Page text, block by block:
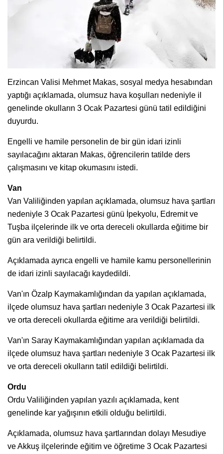
Erzincan Valisi Mehmet Makas, sosyal medya hesabından
yaptığı açıklamada, olumsuz hava koşulları nedeniyle il
genelinde okulların 3 Ocak Pazartesi günü tatil edildiğini
duyurdu.
Engelli ve hamile personelin de bir gün idari izinli
sayılacağını aktaran Makas, öğrencilerin tatilde ders
çalışmasını ve kitap okumasını istedi.
Van
Van Valiliğinden yapılan açıklamada, olumsuz hava şartları
nedeniyle 3 Ocak Pazartesi günü İpekyolu, Edremit ve
Tuşba ilçelerinde ilk ve orta dereceli okullarda eğitime bir
gün ara verildiği belirtildi.
Açıklamada ayrıca engelli ve hamile kamu personellerinin
de idari izinli sayılacağı kaydedildi.
Van'ın Özalp Kaymakamlığından da yapılan açıklamada,
ilçede olumsuz hava şartları nedeniyle 3 Ocak Pazartesi ilk
ve orta dereceli okullarda eğitime ara verildiği belirtildi.
Van'ın Saray Kaymakamlığından yapılan açıklamada da
ilçede olumsuz hava şartları nedeniyle 3 Ocak Pazartesi ilk
ve orta dereceli okulların tatil edildiği belirtildi.
Ordu
Ordu Valiliğinden yapılan yazılı açıklamada, kent
genelinde kar yağışının etkili olduğu belirtildi.
Açıklamada, olumsuz hava şartlarından dolayı Mesudiye
ve Akkuş ilçelerinde eğitim ve öğretime 3 Ocak Pazartesi